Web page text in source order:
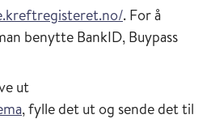
. For å
benytte BankID, Buypass
ut
, fylle det ut og sende det til